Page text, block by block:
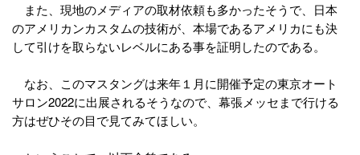
また、現地のメディアの取材依頼も多かったそうで、日本
のアメリカンカスタムの技術が、本場であるアメリカにも決
して引けを取らないレベルにある事を証明したのである。
なお、このマスタングは来年１月に開催予定の東京オート
サロン2022に出展されるそうなので、幕張メッセまで行ける
方はぜひその目で見てみてほしい。